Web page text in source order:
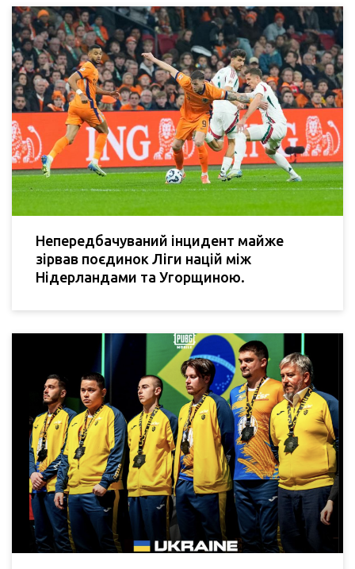
Непередбачуваний інцидент майже
зірвав поєдинок Ліги націй між
Нідерландами та Угорщиною.